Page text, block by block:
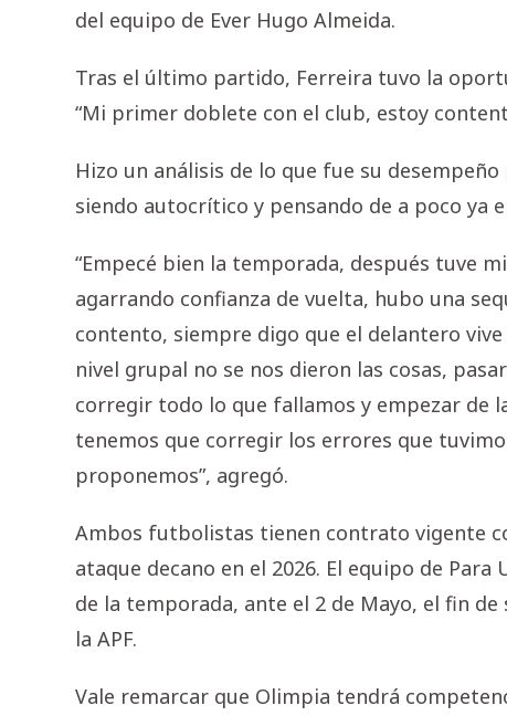
del equipo de Ever Hugo Almeida.
Tras el último partido, Ferreira tuvo la
“Mi primer doblete con el club, estoy
Hizo un análisis de lo que fue su
siendo autocrítico y pensando de a poco ya
“Empecé bien la temporada, después tuve
agarrando confianza de vuelta, hubo una
contento, siempre digo que el delantero
nivel grupal no se nos dieron las cosas,
corregir todo lo que fallamos y empezar de
tenemos que corregir los errores que
proponemos”, agregó.
Ambos futbolistas tienen contrato vigente
ataque decano en el 2026. El equipo de
de la temporada, ante el 2 de Mayo, el fin
la APF.
Vale remarcar que Olimpia tendrá